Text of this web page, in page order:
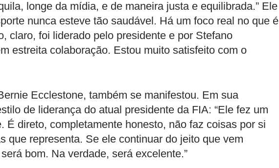
longe da mídia, e de maneira justa e equilibrada.” Ele
nunca esteve tão saudável. Há um foco real no que é
claro, foi liderado pelo presidente e por Stefano
estreita colaboração. Estou muito satisfeito com o
Ecclestone, também se manifestou. Em sua
de liderança do atual presidente da FIA: “Ele fez um
É direto, completamente honesto, não faz coisas por si
que representa. Se ele continuar do jeito que vem
bom. Na verdade, será excelente.”